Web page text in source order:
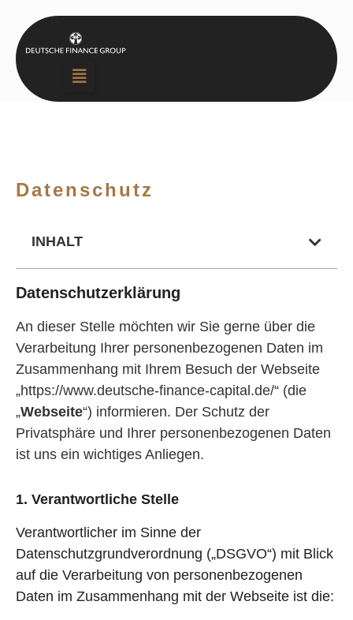
Datenschutz
INHALT
Datenschutzerklärung
An dieser Stelle möchten wir Sie gerne über die
Verarbeitung Ihrer personenbezogenen Daten im
Zusammenhang mit Ihrem Besuch der Webseite
„https://www.deutsche-finance-capital.de/“ (die
„Webseite“) informieren. Der Schutz der
Privatsphäre und Ihrer personenbezogenen Daten
ist uns ein wichtiges Anliegen.
1. Verantwortliche Stelle
Verantwortlicher im Sinne der
Datenschutzgrundverordnung („DSGVO“) mit Blick
auf die Verarbeitung von personenbezogenen
Daten im Zusammenhang mit der Webseite ist die: